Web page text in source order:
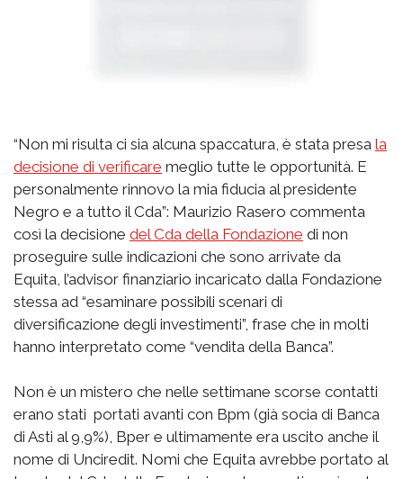
“Non mi risulta ci sia alcuna spaccatura, è stata presa la
decisione di verificare meglio tutte le opportunità. E
personalmente rinnovo la mia fiducia al presidente
Negro e a tutto il Cda”: Maurizio Rasero commenta
così la decisione del Cda della Fondazione di non
proseguire sulle indicazioni che sono arrivate da
Equita, l’advisor finanziario incaricato dalla Fondazione
stessa ad “esaminare possibili scenari di
diversificazione degli investimenti”, frase che in molti
hanno interpretato come “vendita della Banca”.
Non è un mistero che nelle settimane scorse contatti
erano stati portati avanti con Bpm (già socia di Banca
di Asti al 9,9%), Bper e ultimamente era uscito anche il
nome di Unciredit. Nomi che Equita avrebbe portato al